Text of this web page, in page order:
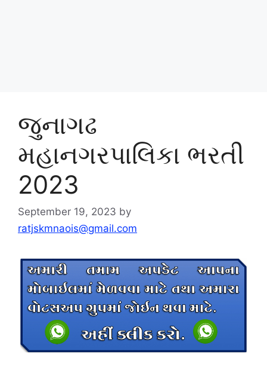
જુનાગઢ
મહાનગરપાલિકા ભરતી
2023
September 19, 2023 by
ratjskmnaois@gmail.com